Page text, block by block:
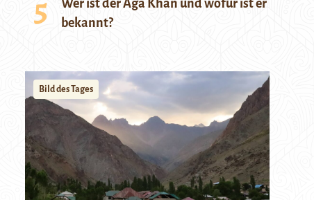
Wer ist der Aga Khan und wofür ist er
bekannt?
Bild des Tages